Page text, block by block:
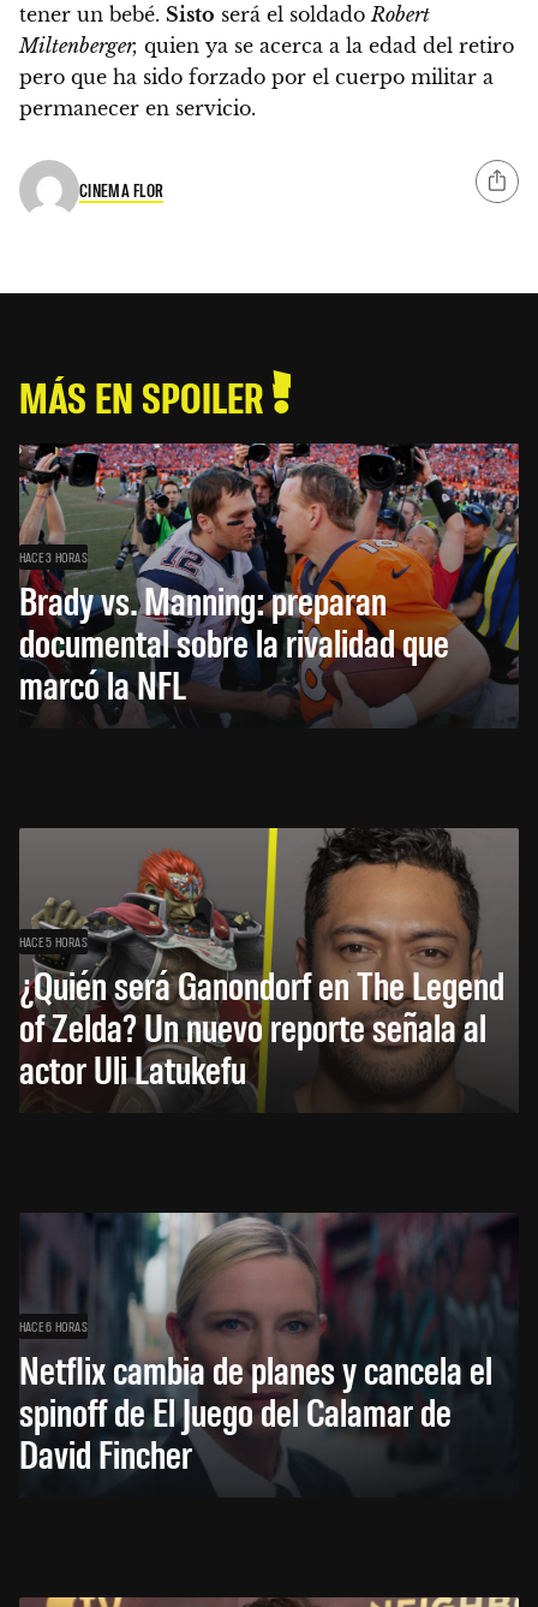
tener un bebé. Sisto será el soldado Robert
Miltenberger, quien ya se acerca a la edad del retiro
pero que ha sido forzado por el cuerpo militar a
permanecer en servicio.
CINEMA FLOR
MÁS EN SPOILER
HACE 3 HORAS
Brady vs. Manning: preparan
documental sobre la rivalidad que
marcó la NFL
HACE 5 HORAS
¿Quién será Ganondorf en The Legend
of Zelda? Un nuevo reporte señala al
actor Uli Latukefu
HACE 6 HORAS
Netflix cambia de planes y cancela el
spinoff de El Juego del Calamar de
David Fincher